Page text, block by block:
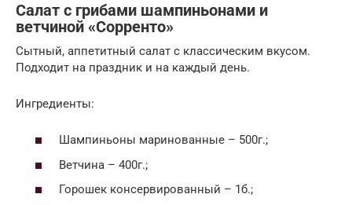
Салат с грибами шампиньонами и
ветчиной «Сорренто»
Сытный, аппетитный салат с классическим вкусом.
Подходит на праздник и на каждый день.
Ингредиенты:
Шампиньоны маринованные – 500г.;
Ветчина – 400г.;
Горошек консервированный – 1б.;